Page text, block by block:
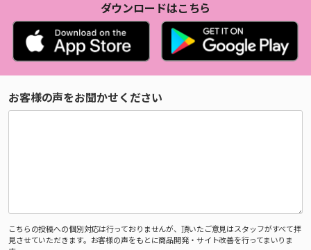
ダウンロードはこちら
お客様の声をお聞かせください
こちらの投稿への個別対応は行っておりませんが、頂いたご意見はスタッフがすべて拝
見させていただきます。お客様の声をもとに商品開発・サイト改善を行ってまいりま